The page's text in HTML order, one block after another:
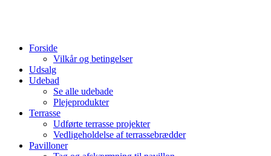
Forside
Vilkår og betingelser
Udsalg
Udebad
Se alle udebade
Plejeprodukter
Terrasse
Udførte terrasse projekter
Vedligeholdelse af terrassebrædder
Pavilloner